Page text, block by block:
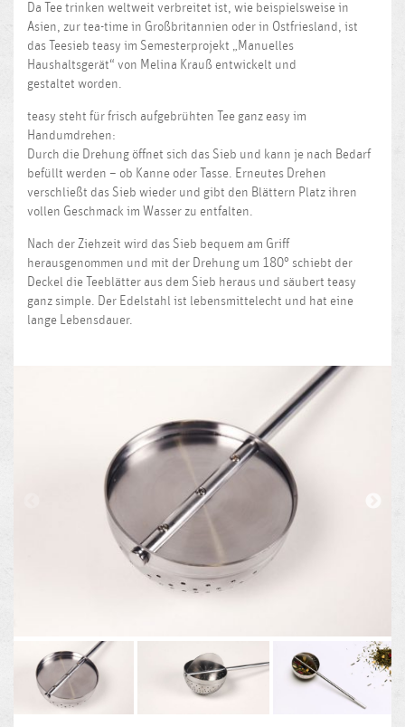
Da Tee trinken weltweit verbreitet ist, wie beispielsweise in
Asien, zur tea-time in Großbritannien oder in Ostfriesland, ist
das Teesieb teasy im Semesterprojekt „Manuelles
Haushaltsgerät“ von Melina Krauß entwickelt und
gestaltet worden.
teasy steht für frisch aufgebrühten Tee ganz easy im
Handumdrehen:
Durch die Drehung öffnet sich das Sieb und kann je nach Bedarf
befüllt werden – ob Kanne oder Tasse. Erneutes Drehen
verschließt das Sieb wieder und gibt den Blättern Platz ihren
vollen Geschmack im Wasser zu entfalten.
Nach der Ziehzeit wird das Sieb bequem am Griff
herausgenommen und mit der Drehung um 180° schiebt der
Deckel die Teeblätter aus dem Sieb heraus und säubert teasy
ganz simple. Der Edelstahl ist lebensmittelecht und hat eine
lange Lebensdauer.